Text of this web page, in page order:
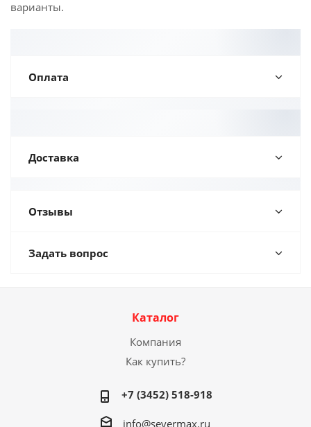
варианты.
Оплата
Доставка
Отзывы
Задать вопрос
Каталог
Компания
Как купить?
+7 (3452) 518-918
info@severmax.ru